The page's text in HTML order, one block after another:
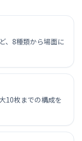
、8種類から場面に
10枚までの構成を